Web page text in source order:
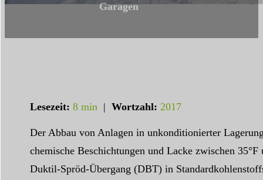
Garagen
Lesezeit: 8 min| Wortzahl: 2017
Der Abbau von Anlagen in unkonditionierter
chemische Beschichtungen und Lacke zwischen
Duktil-Spröd-Übergang (DBT) in